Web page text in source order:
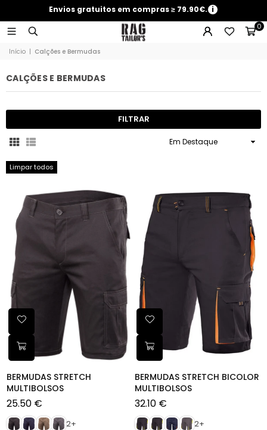
Envios gratuitos em compras ≥ 79.90€. i
0
Início | Calções e Bermudas
CALÇÕES E BERMUDAS
FILTRAR
Ordenar
Limpar todos
BERMUDAS STRETCH
MULTIBOLSOS
Preço
normal
25.50 €
2+
BERMUDAS STRETCH BICOLOR
MULTIBOLSOS
Preço
normal
32.10 €
2+